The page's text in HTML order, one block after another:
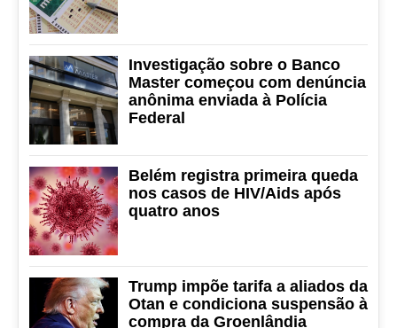
Investigação sobre o Banco
Master começou com denúncia
anônima enviada à Polícia
Federal
Belém registra primeira queda
nos casos de HIV/Aids após
quatro anos
Trump impõe tarifa a aliados da
Otan e condiciona suspensão à
compra da Groenlândia